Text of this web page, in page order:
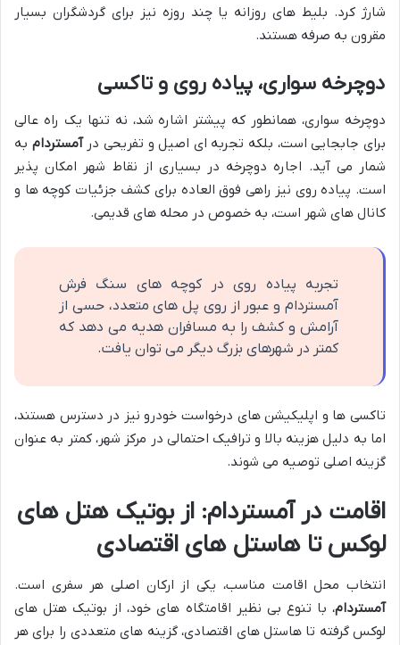
شارژ کرد. بلیط های روزانه یا چند روزه نیز برای گردشگران بسیار
مقرون به صرفه هستند.
دوچرخه سواری، پیاده روی و تاکسی
دوچرخه سواری، همانطور که پیشتر اشاره شد، نه تنها یک راه عالی
برای جابجایی است، بلکه تجربه ای اصیل و تفریحی درآمستردام به
شمار می آید. اجاره دوچرخه در بسیاری از نقاط شهر امکان پذیر
است. پیاده روی نیز راهی فوق العاده برای کشف جزئیات کوچه ها و
کانال های شهر است، به خصوص در محله های قدیمی.
تجربه پیاده روی در کوچه های سنگ فرش
آمستردام و عبور از روی پل های متعدد، حسی از
آرامش و کشف را به مسافران هدیه می دهد که
کمتر در شهرهای بزرگ دیگر می توان یافت.
تاکسی ها و اپلیکیشن های درخواست خودرو نیز در دسترس هستند،
اما به دلیل هزینه بالا و ترافیک احتمالی در مرکز شهر، کمتر به عنوان
گزینه اصلی توصیه می شوند.
اقامت در آمستردام: از بوتیک هتل های
لوکس تا هاستل های اقتصادی
انتخاب محل اقامت مناسب، یکی از ارکان اصلی هر سفری است.
آمستردام، با تنوع بی نظیر اقامتگاه های خود، از بوتیک هتل های
لوکس گرفته تا هاستل های اقتصادی، گزینه های متعددی را برای هر